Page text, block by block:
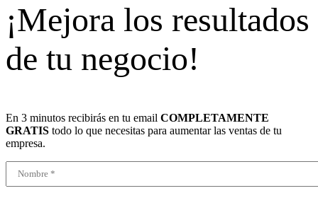
¡Mejora los resultados
de tu negocio!
En 3 minutos recibirás en tu email COMPLETAMENTE
GRATIS todo lo que necesitas para aumentar las ventas de tu
empresa.